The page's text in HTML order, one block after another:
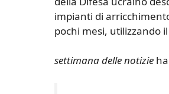
impianti di
pochi mesi, utilizzando
settimana delle notizie